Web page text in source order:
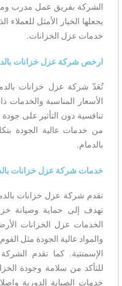
الشركة بفريق عمل مدرب
يجعلها الخيار الأمثل
خدمات عزل الخزانات.
ارخص شركة عزل خزانات
تُعَدّ شركة عزل خزانات
الأسعار المناسبة والخدمات
تنافسية دون التأثير على جودة
من خدمات عالية الجودة
بالدمام.
خدمات شركة عزل خزانات
تقدم شركة عزل خزانات
تهدف إلى حماية وصيانة
الخدمات عزل الخزانات
والمواد عالية الجودة مثل
الإسمنتية. كما تقدم
للتأكد من سلامة وجودة
خدمات الصيانة الدورية